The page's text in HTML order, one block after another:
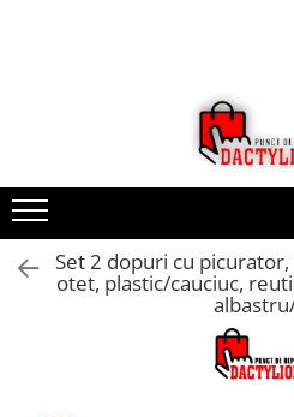
Set 2 dopuri cu
otet, plastic/cauciuc,